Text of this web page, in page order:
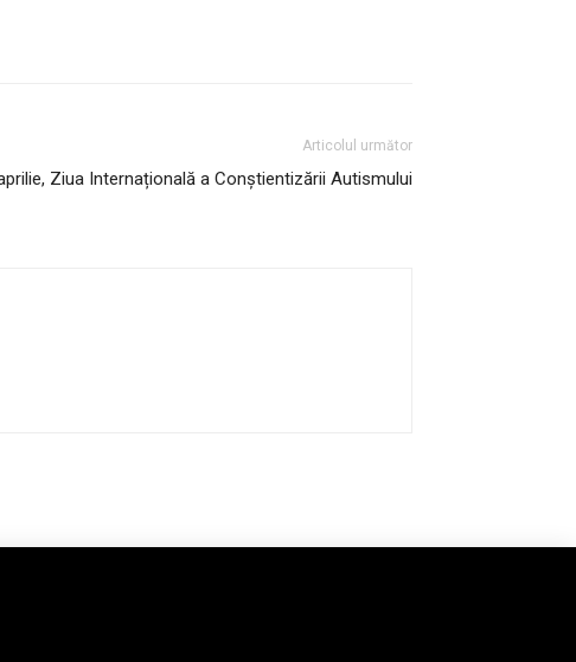
Articolul următor
Ziua Internațională a Conștientizării Autismului